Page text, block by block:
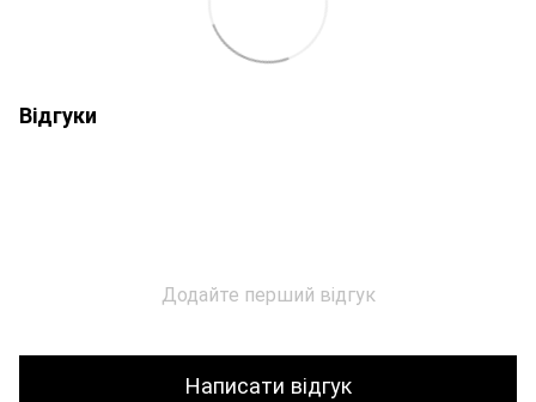
Відгуки
Додайте перший відгук
Написати відгук